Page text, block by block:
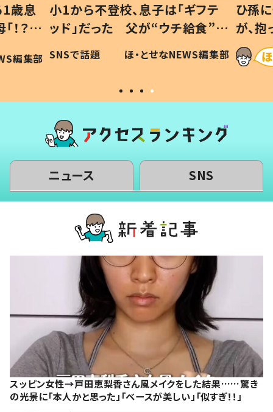
歳息
？」
編集部
小1から不登校、息子は「ギフテ
ッド」だった 父が“ウチ給食”を
作り続ける理由とは #令和の親
#令和の子
SNSで話題 ほ・とせなNEWS編集部
ひ孫
が、
「涙
い」
ニュース SNS
スッピン女性→戸田恵梨香さん風メイクをした結果……驚き
の光景に「本人かと思った」「ベースが美しい」「似すぎ！！」